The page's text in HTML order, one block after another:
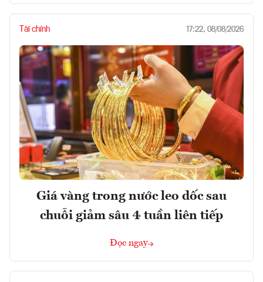
Tài chính 17:22, 08/08/2026
Giá vàng trong nước leo dốc sau
chuỗi giảm sâu 4 tuần liên tiếp
Đọc ngay